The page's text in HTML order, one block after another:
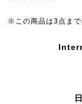
※この商品は3点まで